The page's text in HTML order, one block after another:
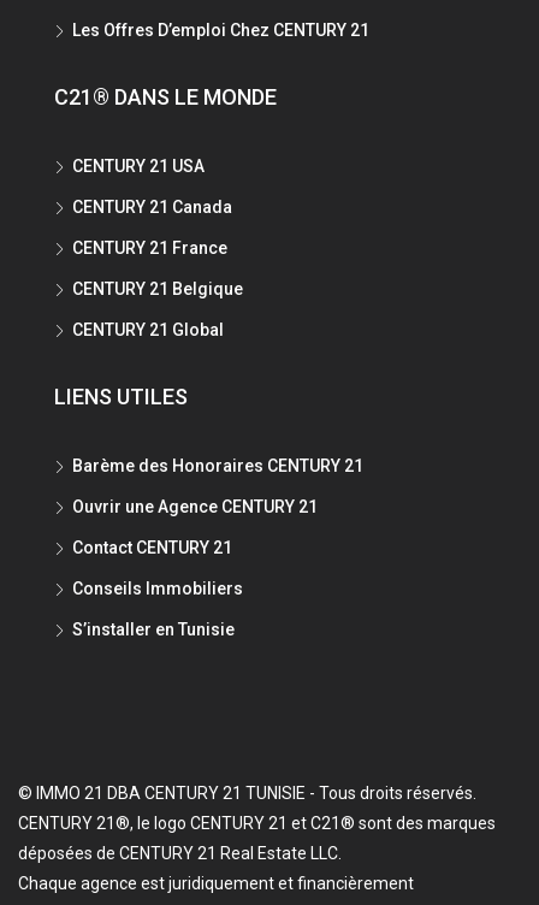
Les Offres D’emploi Chez CENTURY 21
C21® DANS LE MONDE
CENTURY 21 USA
CENTURY 21 Canada
CENTURY 21 France
CENTURY 21 Belgique
CENTURY 21 Global
LIENS UTILES
Barème des Honoraires CENTURY 21
Ouvrir une Agence CENTURY 21
Contact CENTURY 21
Conseils Immobiliers
S’installer en Tunisie
© IMMO 21 DBA CENTURY 21 TUNISIE - Tous droits réservés.
CENTURY 21®, le logo CENTURY 21 et C21® sont des marques
déposées de CENTURY 21 Real Estate LLC.
Chaque agence est juridiquement et financièrement